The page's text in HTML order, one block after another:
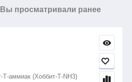
Вы просматривали ранее
Т-аммиак (Хоббит-Т-NH3)